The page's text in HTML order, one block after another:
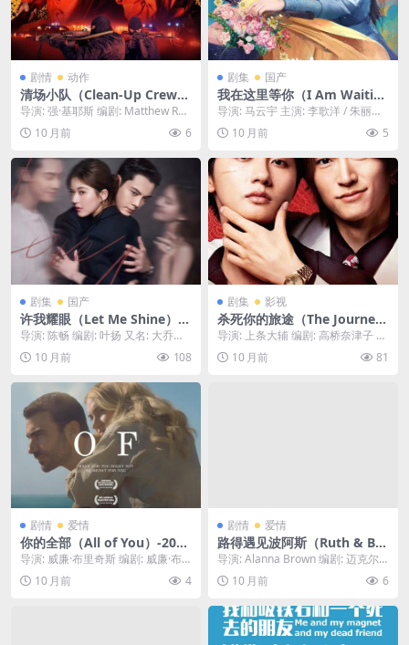
剧情 动作
清场小队（Clean-Up Crew）
-2025-动作/惊悚-免费下载 🧹
一个专门负责清理“犯罪现场”
的小队，在一次任务中，意外
两道同时追杀🧹｜ US
导演: 强·基耶斯 编剧: Matthew Rog
ers 资源下载：清场小队下载...
10 月前 6
剧集 国产
我在这里等你（I Am Waitin
g for You Here）-2025-爱
情-免费下载 ✉️一部充满怀旧
气息的爱情电影，通过一个尘
空的年轻人，开始了一段跨越
时空的“笔友”恋情✉️｜ CN
导演: 马云宇 主演: 李歌洋 / 朱丽岚 /
崔绍阳 / 汪颖菲 / 胡博文 ...
10 月前 5
剧集 国产
许我耀眼（Let Me Shine）-2
025-剧情-免费下载 ✨一个在
通过自己的不懈努力，最终摆
的舞台上，绽放出了“耀眼”的
光芒✨｜ CN
导演: 陈畅 编剧: 叶扬 又名: 大乔小
乔(剧版) 资源下载：许我耀眼下载
阿里...10 月前 108
剧集 影视
杀死你的旅途（The Journey
to Kill You）-2025-剧情/爱
BL剧，一个男孩收到了分手多
导演: 上条大辅 编剧: 高桥奈津子 资
源下载：杀死你的旅途下载阿里云
盘,百度云...
10 月前 81
剧情 爱情
你的全部（All of You）-2025
-爱情-免费下载 ❤️一个女人在
分手后，意外发现前男友竟成
了她的新邻居，两个本想“老死
导演: 威廉·布里奇斯 编剧: 威廉·布
里奇斯 / 布雷特·戈德斯坦 又名: 你...
10 月前 4
剧情 爱情
路得遇见波阿斯（Ruth & Bo
az）-2025-剧情/爱情/历史-免
费下载 📖根据《圣经·路得
记》改编，讲述了在士师时
夫去世后，依然对婆婆不离不
弃，并最终在神的指引下，遇
导演: Alanna Brown 编剧: 迈克尔·
艾略特 / Cory Tyna...
10 月前 6